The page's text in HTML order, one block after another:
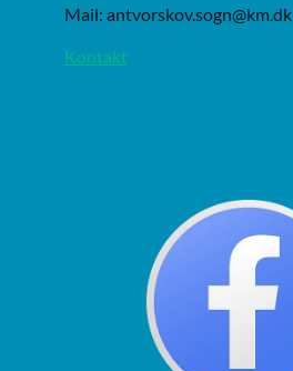
Mail: antvorskov.sogn@km.dk
Kontakt